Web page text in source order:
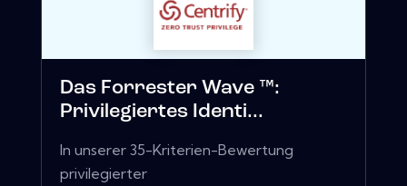
Das Forrester Wave ™:
Privilegiertes Identi...
In unserer 35-Kriterien-Bewertung
privilegierter